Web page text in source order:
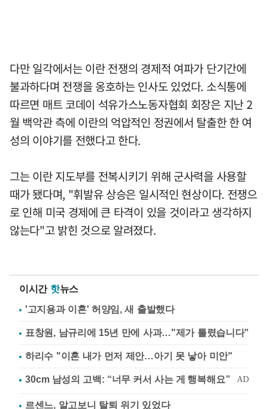
다만 일각에서는 이란 전쟁의 경제적 여파가 단기간에
불과하다며 전쟁을 옹호하는 인사도 있었다. 소식통에
따르면 매트 코데이 석유가스노동자협회 회장은 지난 2
월 백악관 측에 이란의 억압적인 정권에서 탈출한 한 여
성의 이야기를 전했다고 한다.
그는 이란 지도부를 전복시키기 위해 군사력을 사용할
때가 됐다며, "휘발유 상승은 일시적인 현상이다. 전쟁으
로 인해 미국 경제에 큰 타격이 있을 것이라고 생각하지
않는다"고 밝힌 것으로 알려졌다.
이시간 핫뉴스
'고지용과 이혼' 허양임, 새 출발했다
표창원, 남규리에 15년 만에 사과…"제가 틀렸습니다"
하리수 "이혼 내가 먼저 제안…아기 못 낳아 미안"
르센느, 알고보니 탈퇴 위기 있었다